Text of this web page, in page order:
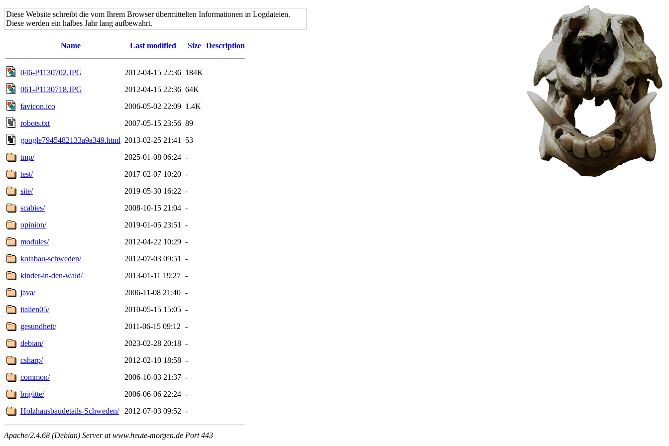
Diese Website schreibt die vom Ihrem Browser übermittelten Informationen in Logdateien.
Diese werden ein halbes Jahr lang aufbewahrt.
Name Last modified Size Description
046-P1130702.JPG 2012-04-15 22:36 184K
061-P1130718.JPG
2012-04-15 22:36 64K
favicon.ico
2006-05-02 22:09 1.4K
robots.txt
2007-05-15 23:56 89
google7945482133a9a349.html 2013-02-25 21:41
53
tmp/
2025-01-08 06:24 -
test/
2017-02-07 10:20 -
site/
2019-05-30 16:22 -
scabies/
2008-10-15 21:04 -
opinion/
2019-01-05 23:51
-
modules/
2012-04-22 10:29 -
kotabau-schweden/
2012-07-03 09:51
-
kinder-in-den-wald/
2013-01-11 19:27 -
java/
2006-11-08 21:40 -
italien05/
2010-05-15 15:05 -
gesundheit/
2011-06-15 09:12 -
debian/
2023-02-28 20:18 -
csharp/
2012-02-10 18:58 -
common/
2006-10-03 21:37 -
brigitte/
2006-06-06 22:24 -
Holzhausbaudetails-Schweden/
2012-07-03 09:52 -
Apache/2.4.68 (Debian) Server at www.heute-morgen.de Port 443